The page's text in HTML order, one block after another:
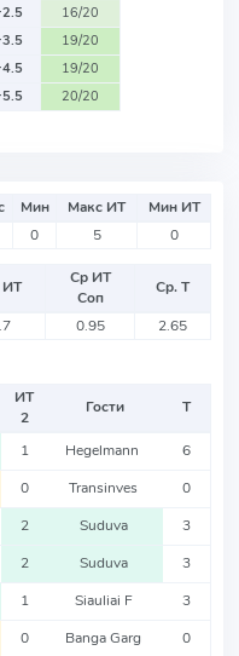
16/20
19/20
19/20
20/20
Мин Макс ИТ
Мин ИТ
0 5 0
ИТ
Ср ИТ
Соп
Ср. Т
0.95 2.65
ИТ
2
Гости Т
1 Hegelmann 6
0 Transinves 0
2 Suduva 3
2 Suduva 3
1 Siauliai F 3
0 Banga Garg 0